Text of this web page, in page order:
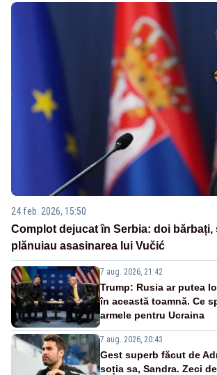
24 feb. 2026, 15:50
Complot dejucat în Serbia: doi bărbați,
plănuiau asasinarea lui Vučić
7 aug. 2026, 21:42
Trump: Rusia ar putea
în această toamnă. Ce
armele pentru Ucraina
7 aug. 2026, 20:43
Gest superb făcut de
soția sa, Sandra. Zeci